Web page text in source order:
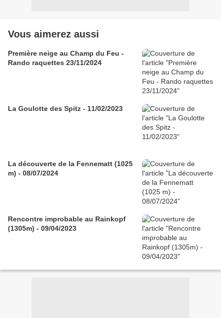
Vous aimerez aussi
Première neige au Champ du Feu -
Rando raquettes 23/11/2024
La Goulotte des Spitz - 11/02/2023
La découverte de la Fennematt (1025
m) - 08/07/2024
Rencontre improbable au Rainkopf
(1305m) - 09/04/2023